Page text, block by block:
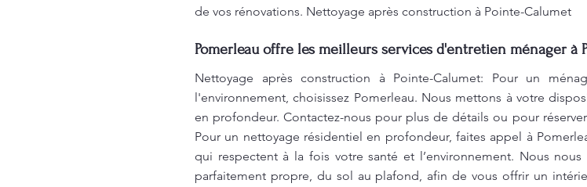
de vos rénovations. Nettoyage après construction à Pointe-Calumet
Pomerleau offre les meilleurs services d'entretien ménager à
Nettoyage après construction à Pointe-Calumet: Pour un
l'environnement, choisissez Pomerleau. Nous mettons à votre
en profondeur. Contactez-nous pour plus de détails ou pour réserver
Pour un nettoyage résidentiel en profondeur, faites appel à
qui respectent à la fois votre santé et l’environnement. Nous
parfaitement propre, du sol au plafond, afin de vous offrir un